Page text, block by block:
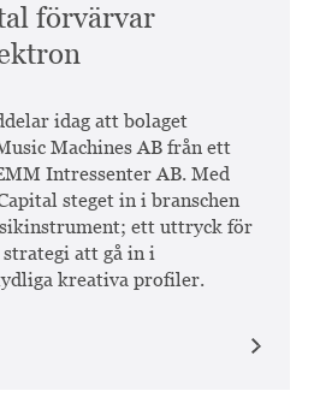
förvärvar
idag att bolaget
Machines AB från ett
Intressenter AB. Med
steget in i branschen
ett uttryck för
att gå in i
kreativa profiler.